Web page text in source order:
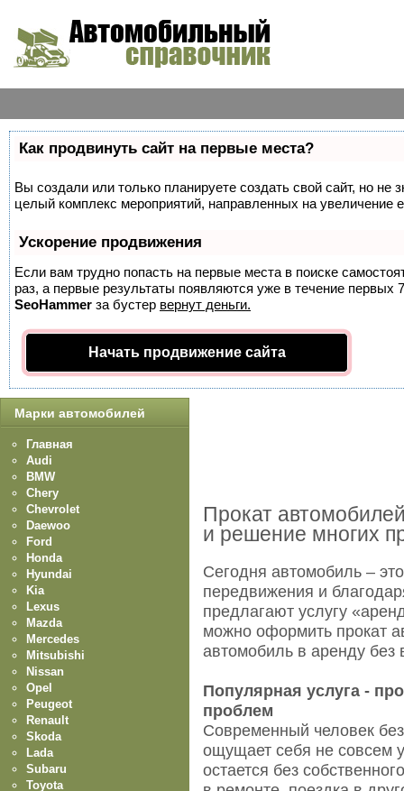
Как продвинуть сайт на первые места?
Вы создали или только планируете создать свой сайт, но не
целый комплекс мероприятий, направленных на увеличение
Ускорение продвижения
Если вам трудно попасть на первые места в поиске
раз, а первые результаты появляются уже в течение первых
SeoHammer за бустер вернут деньги.
Начать продвижение сайта
Прокат
и решение многих
Сегодня автомобиль –
передвижения и
предлагают услугу
можно оформить прокат
автомобиль в аренду без
Популярная услуга -
проблем
Современный человек
ощущает себя не совсем
остается без
Марки автомобилей
Главная
Audi
BMW
Chery
Chevrolet
Daewoo
Ford
Honda
Hyundai
Kia
Lexus
Mazda
Mercedes
Mitsubishi
Nissan
Opel
Peugeot
Renault
Skoda
Lada
Subaru
Toyota